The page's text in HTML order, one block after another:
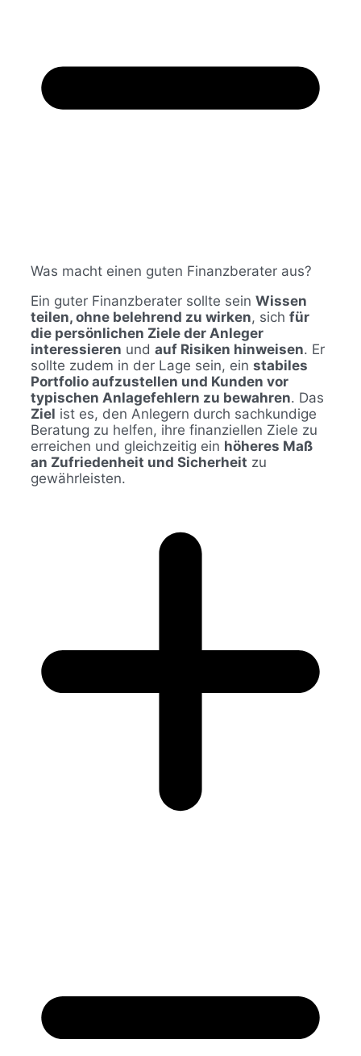
Was macht einen guten Finanzberater aus?
Ein guter Finanzberater sollte sein Wissen
teilen, ohne belehrend zu wirken, sich für
die persönlichen Ziele der Anleger
interessieren und auf Risiken hinweisen. Er
sollte zudem in der Lage sein, ein stabiles
Portfolio aufzustellen und Kunden vor
typischen Anlagefehlern zu bewahren. Das
Ziel ist es, den Anlegern durch sachkundige
Beratung zu helfen, ihre finanziellen Ziele zu
erreichen und gleichzeitig ein höheres Maß
an Zufriedenheit und Sicherheit zu
gewährleisten.